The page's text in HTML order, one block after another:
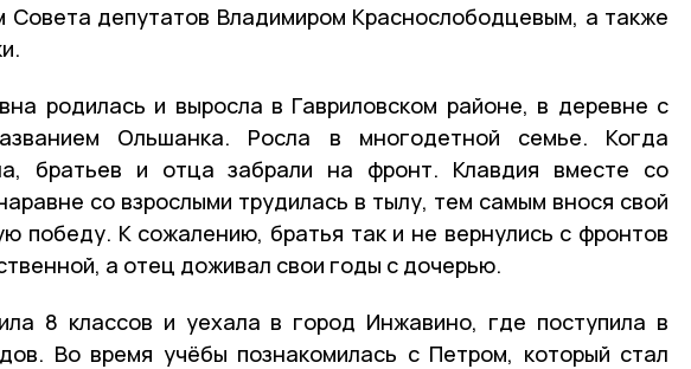
Совета депутатов Владимиром Краснослободцевым, а также
родилась и выросла в Гавриловском районе, в деревне с
Ольшанка. Росла в многодетной семье. Когда
братьев и отца забрали на фронт. Клавдия вместе со
со взрослыми трудилась в тылу, тем самым внося свой
победу. К сожалению, братья так и не вернулись с фронтов
а отец доживал свои годы с дочерью.
8 классов и уехала в город Инжавино, где поступила в
Во время учёбы познакомилась с Петром, который стал